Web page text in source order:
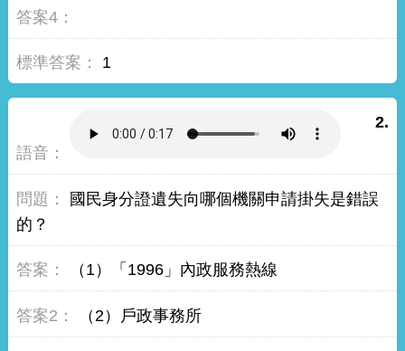
1
2.
國民身分證遺失向哪個機關申請掛失是錯誤
的？
（1）「1996」內政服務熱線
（2）戶政事務所